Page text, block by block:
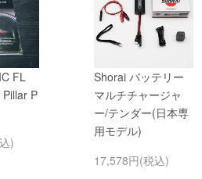
FL
P
)
Shorai バッテリー
マルチチャージャ
ー/テンダー(日本専
用モデル)
17,578円(税込)